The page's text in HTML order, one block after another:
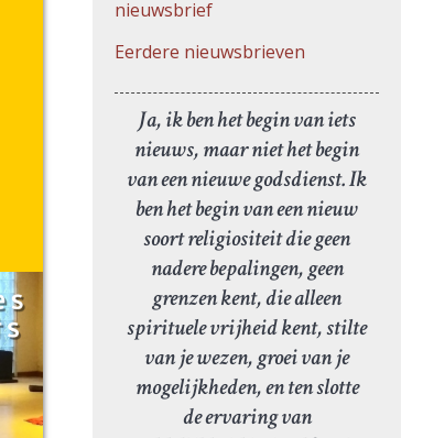
nieuwsbrief
Eerdere nieuwsbrieven
Ja, ik ben het begin van iets
nieuws, maar niet het begin
van een nieuwe godsdienst. Ik
ben het begin van een nieuw
soort religiositeit die geen
nadere bepalingen, geen
grenzen kent, die alleen
spirituele vrijheid kent, stilte
van je wezen, groei van je
mogelijkheden, en ten slotte
de ervaring van